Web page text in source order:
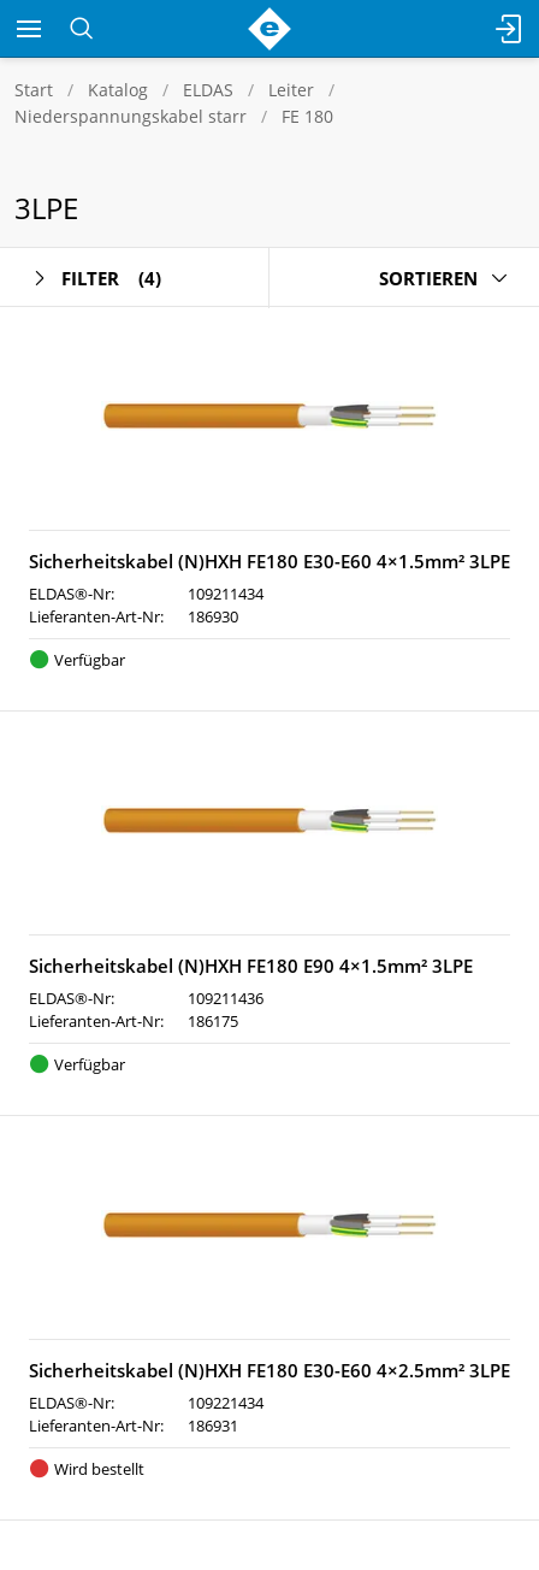
Start Katalog ELDAS
Leiter
Niederspannungskabel starr
FE 180
3LPE
FILTER (4) SORTIEREN
Sicherheitskabel (N)HXH FE180 E30-E60 4×1.5mm² 3LPE
ELDAS®-Nr:
109211434
Lieferanten-Art-Nr:
186930
Verfügbar
Sicherheitskabel (N)HXH FE180 E90 4×1.5mm² 3LPE
ELDAS®-Nr:
109211436
Lieferanten-Art-Nr:
186175
Verfügbar
Sicherheitskabel (N)HXH FE180 E30-E60 4×2.5mm² 3LPE
ELDAS®-Nr:
109221434
Lieferanten-Art-Nr:
186931
Wird bestellt